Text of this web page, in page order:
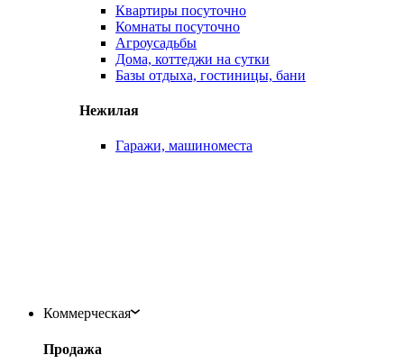
Квартиры посуточно
Комнаты посуточно
Агроусадьбы
Дома, коттеджи на сутки
Базы отдыха, гостиницы, бани
Нежилая
Гаражи, машиноместа
Коммерческая
Продажа